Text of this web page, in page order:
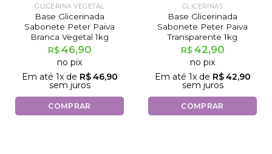
GLICERINA VEGETAL
Base Glicerinada
Sabonete Peter Paiva
Branca Vegetal 1kg
R$46,90
no pix
Em até 1x de R$46,90
sem juros
COMPRAR
GLICERINAS
Base Glicerinada
Sabonete Peter Paiva
Transparente 1kg
R$42,90
no pix
Em até 1x de R$42,90
sem juros
COMPRAR